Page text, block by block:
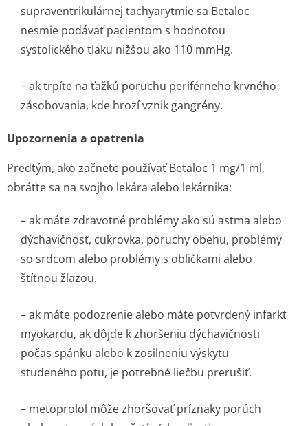
supraventrikulárnej tachyarytmie sa Betaloc
nesmie podávať pacientom s hodnotou
systolického tlaku nižšou ako 110 mmHg.
– ak trpíte na ťažkú poruchu periférneho krvného
zásobovania, kde hrozí vznik gangrény.
Upozornenia a opatrenia
Predtým, ako začnete používať Betaloc 1 mg/1 ml,
obráťte sa na svojho lekára alebo lekárnika:
– ak máte zdravotné problémy ako sú astma alebo
dýchavičnosť, cukrovka, poruchy obehu, problémy
so srdcom alebo problémy s obličkami alebo
štítnou žľazou.
– ak máte podozrenie alebo máte potvrdený infarkt
myokardu, ak dôjde k zhoršeniu dýchavičnosti
počas spánku alebo k zosilneniu výskytu
studeného potu, je potrebné liečbu prerušiť.
– metoprolol môže zhoršovať príznaky porúch